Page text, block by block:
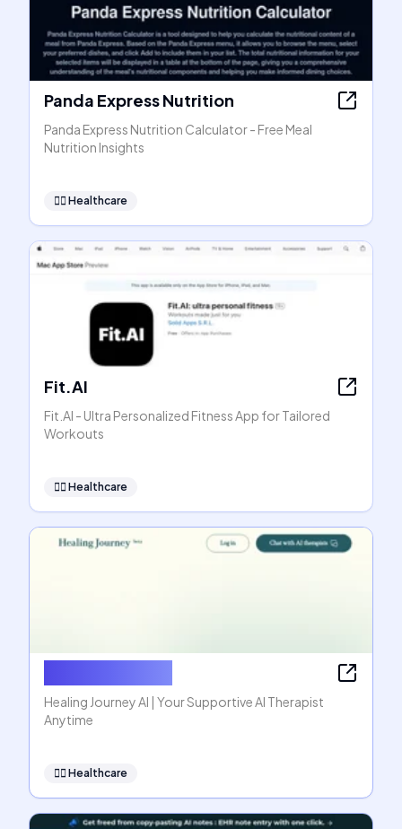
Panda Express Nutrition
Panda Express Nutrition Calculator - Free Meal
Nutrition Insights
👩‍⚕️ Healthcare
Fit.AI
Fit.AI - Ultra Personalized Fitness App for Tailored
Workouts
👩‍⚕️ Healthcare
Healing Journey AI | Your Supportive AI Therapist
Anytime
👩‍⚕️ Healthcare